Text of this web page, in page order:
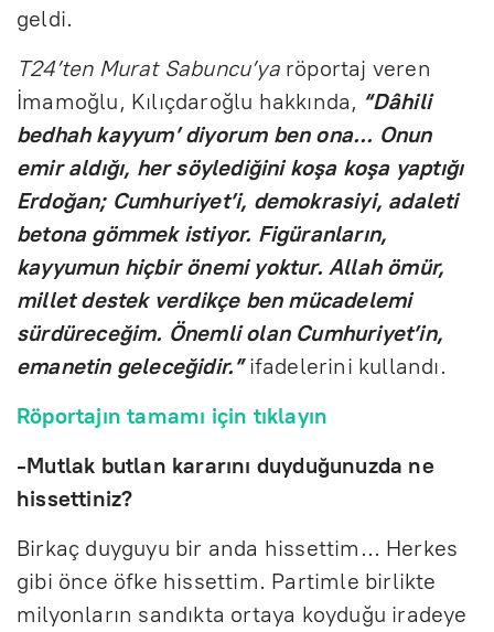
geldi.
T24’ten Murat Sabuncu’yaröportaj veren
İmamoğlu, Kılıçdaroğlu hakkında, “Dâhili
bedhah kayyum’ diyorum ben ona... Onun
emir aldığı, her söylediğini koşa koşa yaptığı
Erdoğan; Cumhuriyet’i, demokrasiyi, adaleti
betona gömmek istiyor. Figüranların,
kayyumun hiçbir önemi yoktur. Allah ömür,
millet destek verdikçe ben mücadelemi
sürdüreceğim. Önemli olan Cumhuriyet’in,
emanetin geleceğidir.”ifadelerini kullandı.
Röportajın tamamı için tıklayın
-Mutlak butlan kararını duyduğunuzda ne
hissettiniz?
Birkaç duyguyu bir anda hissettim… Herkes
gibi önce öfke hissettim. Partimle birlikte
milyonların sandıkta ortaya koyduğu iradeye